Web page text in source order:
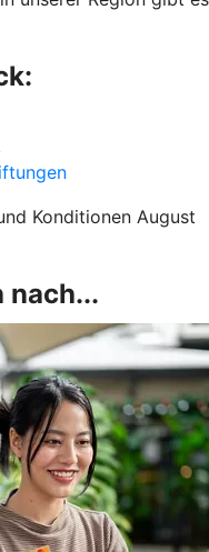
Konditionen August
nach...